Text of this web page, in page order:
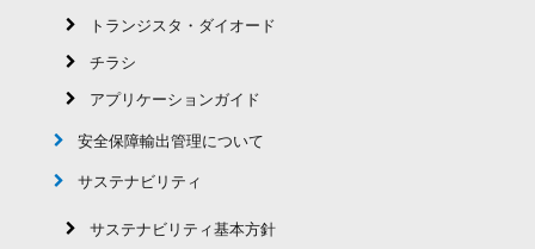
トランジスタ・ダイオード
チラシ
アプリケーションガイド
安全保障輸出管理について
サステナビリティ
サステナビリティ基本方針